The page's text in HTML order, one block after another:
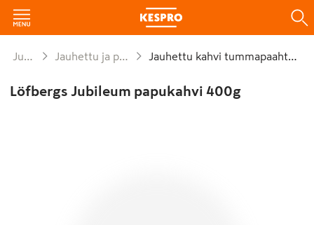
Juomat Jauhettu ja papukahvi Jauhettu kahvi tummapaahtoinen
Löfbergs Jubileum papukahvi 400g